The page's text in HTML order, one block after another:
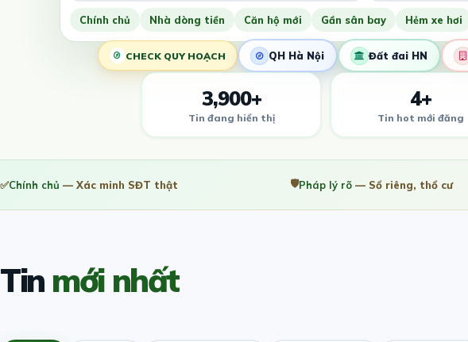
Chính chủ Nhà dòng tiền Căn hộ mới Gần sân bay Hẻm xe hơi
CHECK QUY HOẠCH QH Hà Nội Đất đai HN
3,900+
Tin đang hiển thị
4+
Tin hot mới đăng
✅Chính chủ — Xác minh SĐT thật 🛡️Pháp lý rõ — Sổ riêng, thổ cư
Tinmới nhất